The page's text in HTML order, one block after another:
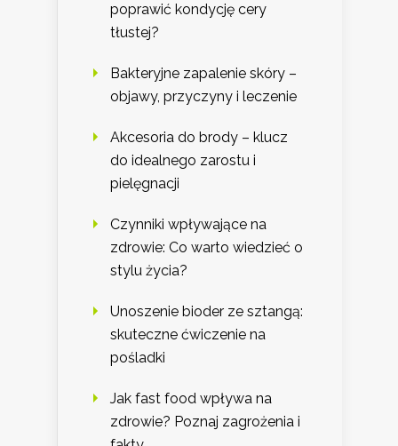
poprawić kondycję cery
tłustej?
Bakteryjne zapalenie skóry –
objawy, przyczyny i leczenie
Akcesoria do brody – klucz
do idealnego zarostu i
pielęgnacji
Czynniki wpływające na
zdrowie: Co warto wiedzieć o
stylu życia?
Unoszenie bioder ze sztangą:
skuteczne ćwiczenie na
pośladki
Jak fast food wpływa na
zdrowie? Poznaj zagrożenia i